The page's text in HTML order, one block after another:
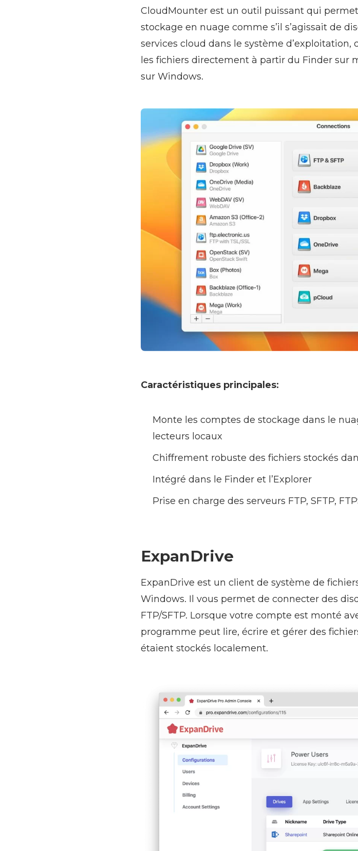
CloudMounter est un outil puissant qui
stockage en nuage comme s’il s’agissait de
services cloud dans le système d’exploitation,
les fichiers directement à partir du Finder sur
sur Windows.
Caractéristiques principales:
Monte les comptes de stockage dans le
lecteurs locaux
Chiffrement robuste des fichiers stockés
Intégré dans le Finder et l’Explorer
Prise en charge des serveurs FTP, SFTP,
ExpanDrive
ExpanDrive est un client de système de
Windows. Il vous permet de connecter des
FTP/SFTP. Lorsque votre compte est monté
programme peut lire, écrire et gérer des
étaient stockés localement.